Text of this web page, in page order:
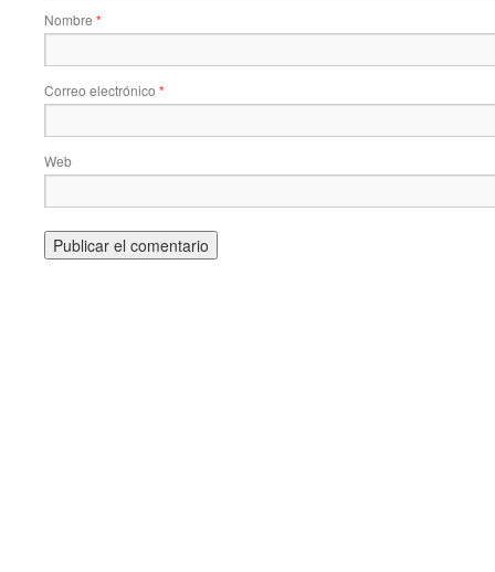
Nombre *
Correo electrónico *
Web